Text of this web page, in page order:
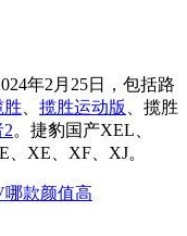
年2月25日， 包括路
胜 揽胜运动版
、揽胜
。捷豹国产XEL、
、XE、XF、XJ。
款颜值高